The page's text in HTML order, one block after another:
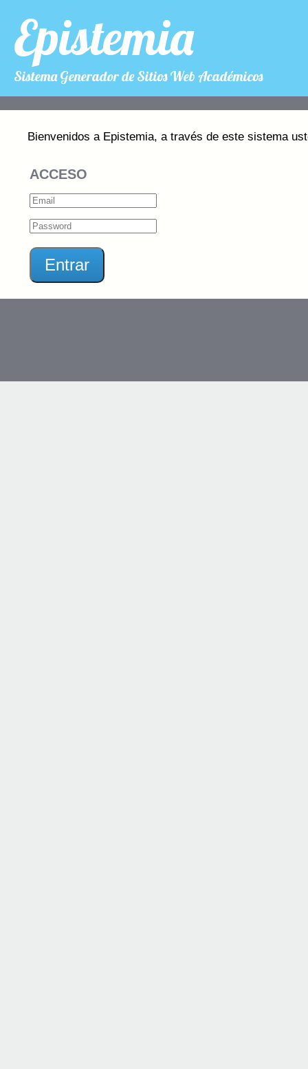
Epistemia
Sistema Generador de Sitios Web Académicos
Bienvenidos a Epistemia, a través de este sistema
ACCESO